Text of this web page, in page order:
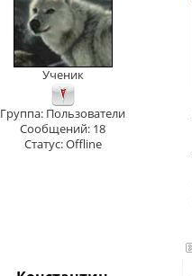
Ученик
Группа: Пользователи
Сообщений: 18
Статус:Offline